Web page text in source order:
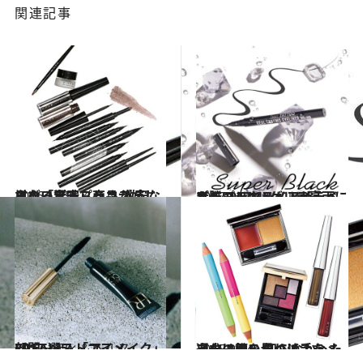
関連記事
2016.12.5
単なるプチプラコスメじゃない素晴らしさ 激安ならぬ「驚安」商品が嬉しすぎる！
ビューティ＆ヘルス 2017.12.16
プチプラコスメ・ザ・ベスト2017(4) ゲリラ豪雨にも勝つリキッドアイライナー
ビューティ＆ヘルス
2017.12.5
CREAベストコスメ2017！(5) 「アイメイク」部門5選
ビューティ＆ヘルス 2015.9.14
週末は思い切り派手なメイクに挑み 知らなかった自分の顔を見つけよう
ビューティ＆ヘルス